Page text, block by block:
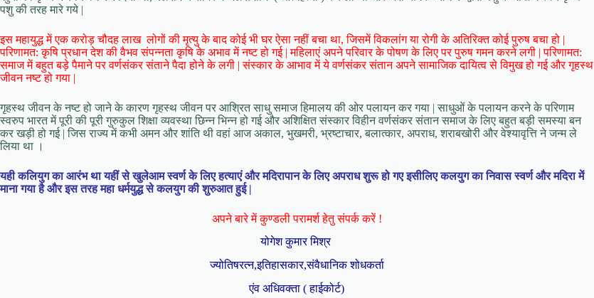
पशु की तरह मारे गये |
इस महायुद्ध में एक करोड़ चौदह लाख लोगों की मृत्यु के बाद कोई भी घर ऐसा नहीं बचा था, जिसमें विकलांग या रोगी के अतिरिक्त कोई पुरुष बचा हो |
परिणामत: कृषि प्रधान देश की वैभव संपन्नता कृषि के अभाव में नष्ट हो गई | महिलाएं अपने परिवार के पोषण के लिए पर पुरुष गमन करने लगी | परिणामत:
समाज में बहुत बड़े पैमाने पर वर्णसंकर संताने पैदा होने के लगी | संस्कार के आभाव में ये वर्णसंकर संतान अपने सामाजिक दायित्व से विमुख हो गई और गृहस्थ
जीवन नष्ट हो गया |
गृहस्थ जीवन के नष्ट हो जाने के कारण गृहस्थ जीवन पर आश्रित साधु समाज हिमालय की ओर पलायन कर गया | साधुओं के पलायन करने के परिणाम
स्वरुप भारत में पूरी की पूरी गुरुकुल शिक्षा व्यवस्था छिन्न भिन्न हो गई और अशिक्षित संस्कार विहीन वर्णसंकर संतान समाज के लिए बहुत बड़ी समस्या बन
कर खड़ी हो गई | जिस राज्य में कभी अमन और शांति थी वहां आज अकाल, भुखमरी, भ्रष्टाचार, बलात्कार, अपराध, शराबखोरी और वेश्यावृत्ति ने जन्म ले
लिया था ।
यही कलियुग का आरंभ था यहीं से खुलेआम स्वर्ण के लिए हत्याएं और मदिरापान के लिए अपराध शुरू हो गए इसीलिए कलयुग का निवास स्वर्ण और मदिरा में
माना गया है और इस तरह महा धर्मयुद्ध से कलयुग की शुरुआत हुई |
अपने बारे में कुण्डली परामर्श हेतु संपर्क करें !
योगेश कुमार मिश्र
ज्योतिषरत्न,इतिहासकार,संवैधानिक शोधकर्ता
एंव अधिवक्ता ( हाईकोर्ट)